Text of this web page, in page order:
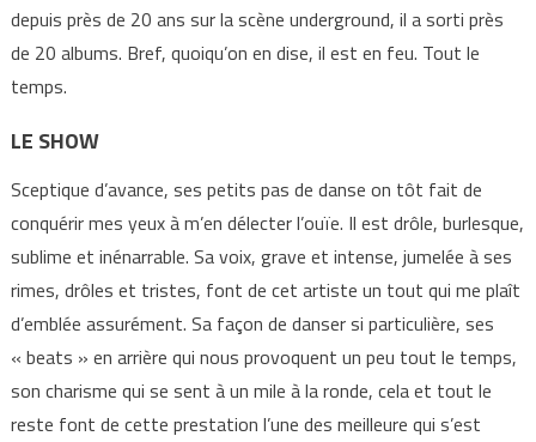
depuis près de 20 ans sur la scène underground, il a sorti près
de 20 albums. Bref, quoiqu’on en dise, il est en feu. Tout le
temps.
LE SHOW
Sceptique d’avance, ses petits pas de danse on tôt fait de
conquérir mes yeux à m’en délecter l’ouïe. Il est drôle, burlesque,
sublime et inénarrable. Sa voix, grave et intense, jumelée à ses
rimes, drôles et tristes, font de cet artiste un tout qui me plaît
d’emblée assurément. Sa façon de danser si particulière, ses
« beats » en arrière qui nous provoquent un peu tout le temps,
son charisme qui se sent à un mile à la ronde, cela et tout le
reste font de cette prestation l’une des meilleure qui s’est